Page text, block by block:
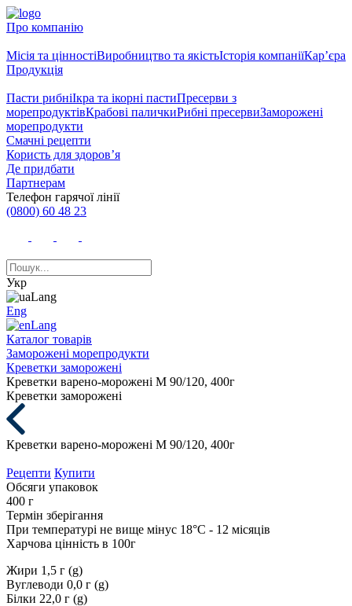
Про компанію
Місія та цінностіВиробництво та якістьІсторія компаніїКар’єра
Продукція
Пасти рибніІкра та ікорні пастиПресерви з
морепродуктівКрабові паличкиРибні пресервиЗаморожені
морепродукти
Смачні рецепти
Користь для здоров’я
Де придбати
Партнерам
Телефон гарячої лінії
(0800) 60 48 23
Укр
Eng
Каталог товарів
Заморожені морепродукти
Креветки заморожені
Креветки варено-морожені М 90/120, 400г
Креветки заморожені
Креветки варено-морожені М 90/120, 400г
Рецепти Купити
Обсяги упаковок
400 г
Термін зберігання
При температурі не вище мінус 18°С - 12 місяців
Харчова цінність в 100г
Жири 1,5 г (g)
Вуглеводи 0,0 г (g)
Білки 22,0 г (g)